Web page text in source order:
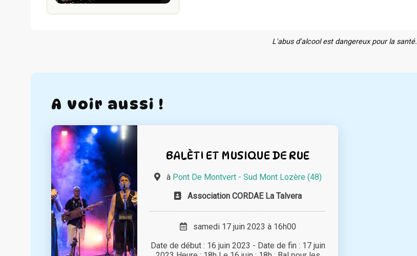
L'abus d'alcool est dangereux pour la santé.
A voir aussi !
BALÈTI ET MUSIQUE DE RUE
à Pont De Montvert - Sud Mont Lozère (48)
Association CORDAE La Talvera
samedi 17 juin 2023 à 16h00
Date de début : 16 juin 2023 - Date de fin : 17 juin